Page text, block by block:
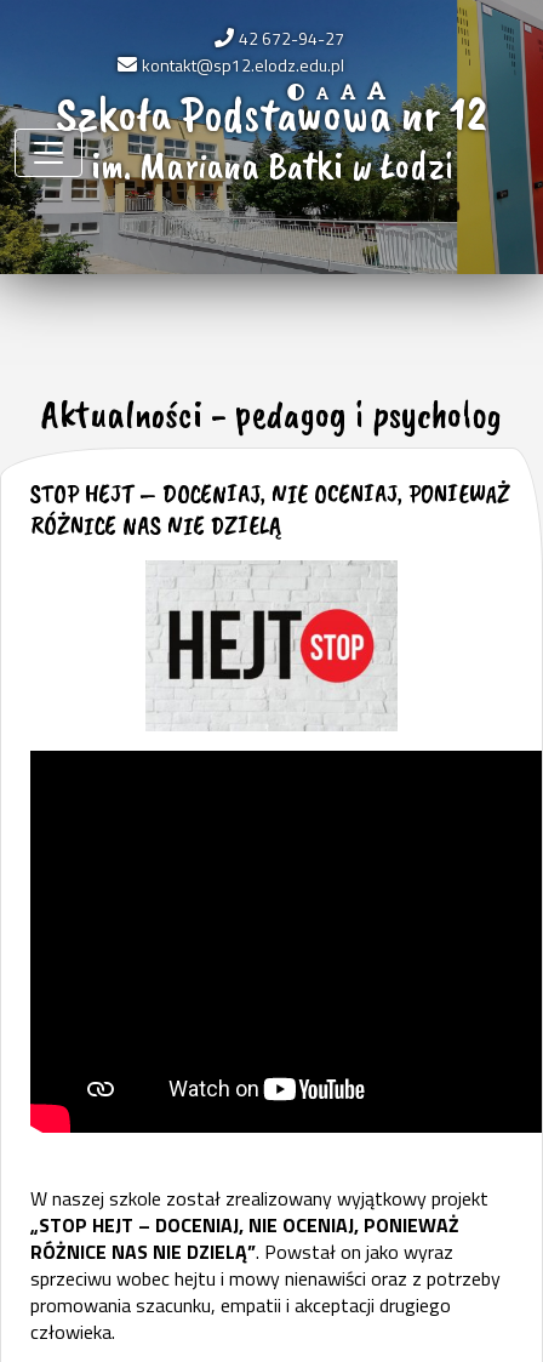
42 672-94-27
kontakt@sp12.elodz.edu.pl
Szkoła Podstawowa nr 12
im. Mariana Batki w Łodzi
Aktualności - pedagog i psycholog
STOP HEJT – DOCENIAJ, NIE OCENIAJ, PONIEWAŻ
RÓŻNICE NAS NIE DZIELĄ
W naszej szkole został zrealizowany wyjątkowy projekt
„STOP HEJT – DOCENIAJ, NIE OCENIAJ, PONIEWAŻ
RÓŻNICE NAS NIE DZIELĄ”. Powstał on jako wyraz
sprzeciwu wobec hejtu i mowy nienawiści oraz z potrzeby
promowania szacunku, empatii i akceptacji drugiego
człowieka.